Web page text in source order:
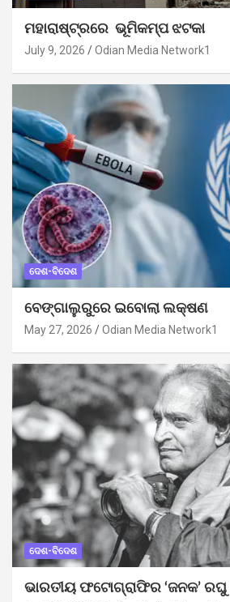
ମହାରାଷ୍ଟ୍ରରେ ଭୂମିକମ୍ପ ଝଟକା
July 9, 2026 Odian Media Network1
ଦେଶ-ବିଦେଶ
ବେଙ୍ଗାଲୁରୁରେ ଇବୋଲା ଲକ୍ଷଣ
May 27, 2026 Odian Media Network1
ଦେଶ-ବିଦେଶ
ଭାରତୀୟ ଫଟୋଗ୍ରାଫିର ‘ଜନକ’